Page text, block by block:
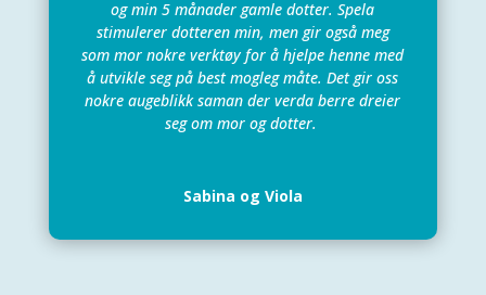
og min 5 månader gamle dotter. Spela
stimulerer dotteren min, men gir også meg
som mor nokre verktøy for å hjelpe henne med
å utvikle seg på best mogleg måte. Det gir oss
nokre augeblikk saman der verda berre dreier
seg om mor og dotter.
Sabina og Viola